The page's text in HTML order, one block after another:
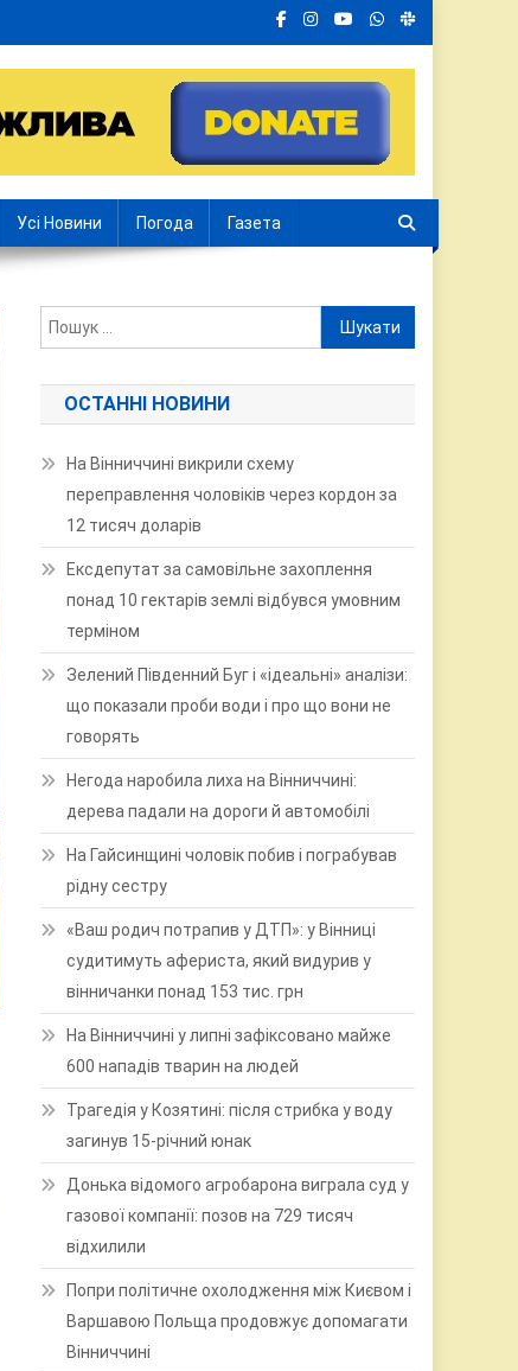
Усі Новини Погода Газета
Пошук:
ОСТАННІ НОВИНИ
На Вінниччині викрили схему
переправлення чоловіків через кордон за
12 тисяч доларів
Ексдепутат за самовільне захоплення
понад 10 гектарів землі відбувся умовним
терміном
Зелений Південний Буг і «ідеальні» аналізи:
що показали проби води і про що вони не
говорять
Негода наробила лиха на Вінниччині:
дерева падали на дороги й автомобілі
На Гайсинщині чоловік побив і пограбував
рідну сестру
«Ваш родич потрапив у ДТП»: у Вінниці
судитимуть афериста, який видурив у
вінничанки понад 153 тис. грн
На Вінниччині у липні зафіксовано майже
600 нападів тварин на людей
Трагедія у Козятині: після стрибка у воду
загинув 15-річний юнак
Донька відомого агробарона виграла суд у
газової компанії: позов на 729 тисяч
відхилили
Попри політичне охолодження між Києвом і
Варшавою Польща продовжує допомагати
Вінниччині